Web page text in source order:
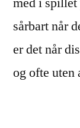
sårbart når
er det når
og ofte uten